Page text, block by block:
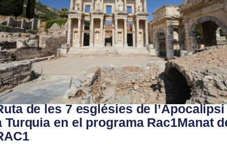
de les 7 esglésies de l’Apocalipsi
Turquia en el programa Rac1Manat